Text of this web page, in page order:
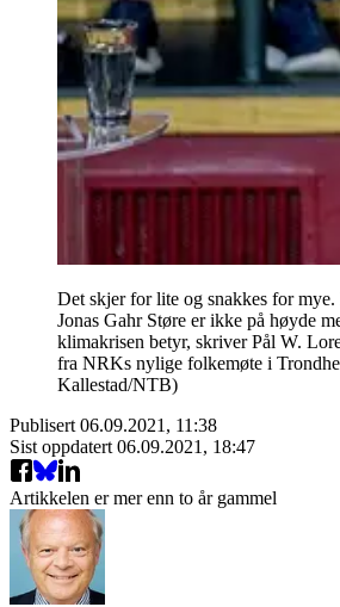
Det skjer for lite og snakkes for
Jonas Gahr Støre er ikke på høyde
klimakrisen betyr, skriver Pål W.
fra NRKs nylige folkemøte i
Kallestad/NTB)
Publisert 06.09.2021, 11:38
Sist oppdatert 06.09.2021, 18:47
Artikkelen er mer enn to år gammel